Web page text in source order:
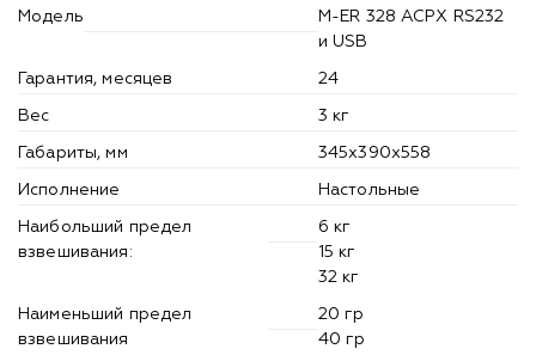
Модель
M-ER 328 ACPX RS232
и USB
Гарантия, месяцев 24
Вес 3 кг
Габариты, мм 345x390x558
Исполнение Настольные
Наибольший предел
взвешивания:
6 кг
15 кг
32 кг
Наименьший предел
взвешивания
20 гр
40 гр